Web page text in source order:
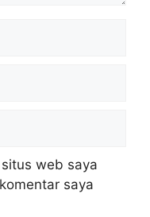
web saya
saya